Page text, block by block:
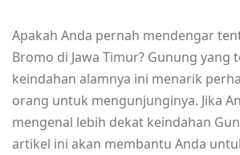
Apakah Anda pernah mendengar
Bromo di Jawa Timur? Gunung yang
keindahan alamnya ini menarik
orang untuk mengunjunginya. Jika
mengenal lebih dekat keindahan
artikel ini akan membantu Anda